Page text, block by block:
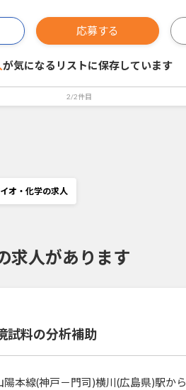
応募する
が気になるリストに保存しています
2/2件目
オ・化学の求人
求人があります
試料の分析補助
本線(神戸－門司)横川(広島県)駅から